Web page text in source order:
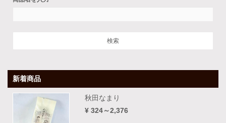
新着商品
秋田なまり
¥ 324～2,376